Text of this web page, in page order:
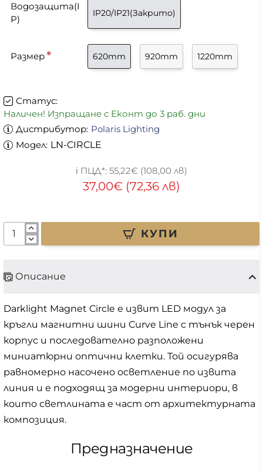
Статус:
Наличен! Изпращане с Еконт до 3 раб. дни
Дистрибутор: Polaris Lighting
Модел: LN-CIRCLE
37,00€ (72,36 лв)
55,22€ (108,00 лв)
Водозащита(I
P)
IP20/IP21(Закрито)
Размер 620mm 920mm 1220mm
КУПИ
Описание
Darklight Magnet Circle е извит LED модул за
кръгли магнитни шини Curve Line с тънък черен
корпус и последователно разположени
миниатюрни оптични клетки. Той осигурява
равномерно насочено осветление по извита
линия и е подходящ за модерни интериори, в
които светлината е част от архитектурната
композиция.
Предназначение